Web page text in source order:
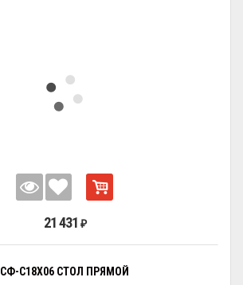
21 431 ₽
СФ-С18Х06 СТОЛ ПРЯМОЙ